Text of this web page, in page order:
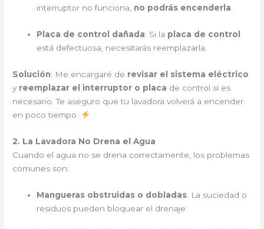
interruptor no funciona, no podrás encenderla
Placa de control dañada: Si la placa de control
está defectuosa, necesitarás reemplazarla.
Solución: Me encargaré de revisar el sistema eléctrico
y reemplazar el interruptor o placa de control si es
necesario. Te aseguro que tu lavadora volverá a encender
en poco tiempo.
2. La Lavadora No Drena el Agua
Cuando el agua no se drena correctamente, los problemas
comunes son:
Mangueras obstruidas o dobladas: La suciedad o
residuos pueden bloquear el drenaje.